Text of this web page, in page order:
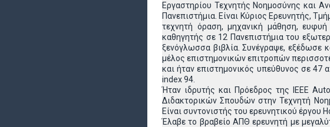
Εργαστηρίου Τεχνητής Νοημοσύνης και
Πανεπιστήμια. Είναι Κύριος Ερευνητής,
τεχνητή όραση, μηχανική μάθηση, ευφυή
καθηγητής σε 12 Πανεπιστήμια του
ξενόγλωσσα βιβλία. Συνέγραψε, εξέδωσε
μέλος επιστημονικών επιτροπών
και ήταν επιστημονικός υπεύθυνος σε 47
index 94.
Ήταν ιδρυτής και Πρόεδρος της IEEE
Διδακτορικών Σπουδών στην Τεχνητή
Είναι συντονιστής του ερευνητικού έργου
Έλαβε το βραβείο ΑΠΘ ερευνητή με